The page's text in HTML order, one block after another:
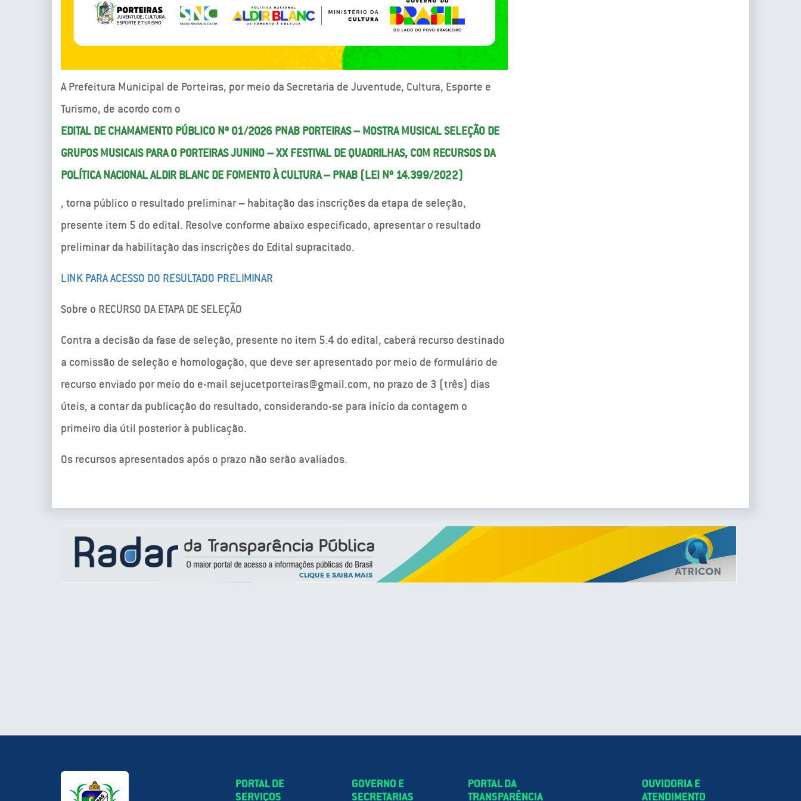
A Prefeitura Municipal de Porteiras, por meio da Secretaria de Juventude, Cultura, Esporte e
Turismo, de acordo com o
EDITAL DE CHAMAMENTO PÚBLICO Nº 01/2026 PNAB PORTEIRAS – MOSTRA MUSICAL SELEÇÃO DE
GRUPOS MUSICAIS PARA O PORTEIRAS JUNINO – XX FESTIVAL DE QUADRILHAS, COM RECURSOS DA
POLÍTICA NACIONAL ALDIR BLANC DE FOMENTO À CULTURA – PNAB (LEI Nº 14.399/2022)
, torna público o resultado preliminar – habitação das inscrições da etapa de seleção,
presente item 5 do edital. Resolve conforme abaixo especificado, apresentar o resultado
preliminar da habilitação das inscrições do Edital supracitado.
LINK PARA ACESSO DO RESULTADO PRELIMINAR
Sobre o RECURSO DA ETAPA DE SELEÇÃO
Contra a decisão da fase de seleção, presente no item 5.4 do edital, caberá recurso destinado
a comissão de seleção e homologação, que deve ser apresentado por meio de formulário de
recurso enviado por meio do e-mail sejucetporteiras@gmail.com, no prazo de 3 (três) dias
úteis, a contar da publicação do resultado, considerando-se para início da contagem o
primeiro dia útil posterior à publicação.
Os recursos apresentados após o prazo não serão avaliados.
PORTAL DE
SERVIÇOS
GOVERNO E
SECRETARIAS
PORTAL DA
TRANSPARÊNCIA
OUVIDORIA E
ATENDIMENTO